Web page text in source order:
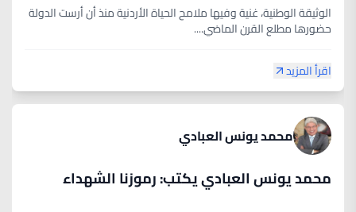
الوثيقة الوطنية، غنية وفيها ملامح الحياة الأردنية منذ أن أرست الدولة
حضورها مطلع القرن الماضي....
اقرأ المزيد
محمد يونس العبادي
محمد يونس العبادي يكتب: رموزنا الشهداء